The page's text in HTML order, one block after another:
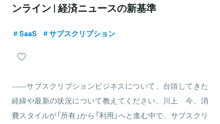
ンライン | 経済ニュースの新基準
SaaS サブスクリプション
――サブスクリプションビジネスについて、台頭してきた
経緯や最新の状況について教えてください。川上 今、消
費スタイルが「所有」から「利用」へと進む中で、サブスクリ